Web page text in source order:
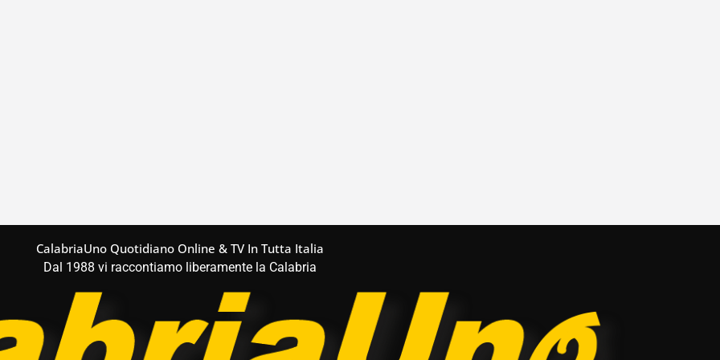
CalabriaUno Quotidiano Online & TV In Tutta Italia
Dal 1988 vi raccontiamo liberamente la Calabria